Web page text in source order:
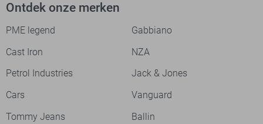
Ontdek onze merken
PME legend
Gabbiano
Cast Iron
NZA
Petrol Industries
Jack & Jones
Cars
Vanguard
Tommy Jeans
Ballin